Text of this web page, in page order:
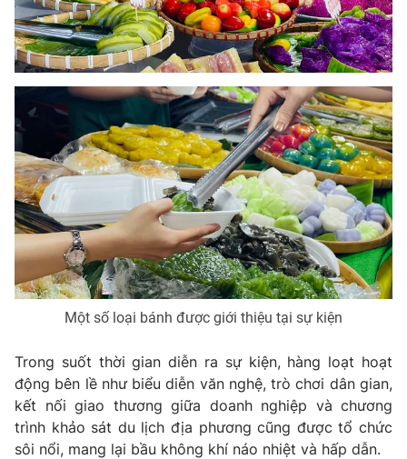
Một số loại bánh được giới thiệu tại sự kiện
Trong suốt thời gian diễn ra sự kiện, hàng loạt hoạt
động bên lề như biểu diễn văn nghệ, trò chơi dân gian,
kết nối giao thương giữa doanh nghiệp và chương
trình khảo sát du lịch địa phương cũng được tổ chức
sôi nổi, mang lại bầu không khí náo nhiệt và hấp dẫn.